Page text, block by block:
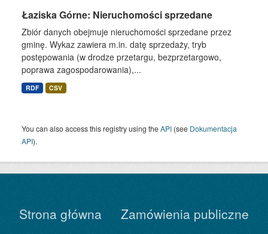
Łaziska Górne: Nieruchomości sprzedane
Zbiór danych obejmuje nieruchomości sprzedane przez
gminę. Wykaz zawiera m.in. datę sprzedaży, tryb
postępowania (w drodze przetargu, bezprzetargowo,
poprawa zagospodarowania),...
RDF CSV
You can also access this registry using theAPI (see Dokumentacja
API).
Strona główna
Zamówienia publiczne